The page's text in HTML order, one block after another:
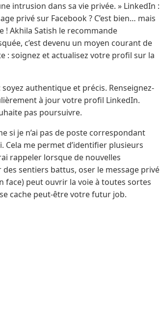
intrusion dans sa vie privée. » LinkedIn :
privé sur Facebook ? C’est bien… mais
! Akhila Satish le recommande
c’est devenu un moyen courant de
: soignez et actualisez votre profil sur la
authentique et précis. Renseignez-
à jour votre profil LinkedIn.
pas poursuivre.
si je n’ai pas de poste correspondant
Cela me permet d’identifier plusieurs
rappeler lorsque de nouvelles
sentiers battus, oser le message privé
face) peut ouvrir la voie à toutes sortes
cache peut-être votre futur job.